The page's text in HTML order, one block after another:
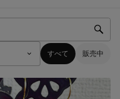
すべて 販売中